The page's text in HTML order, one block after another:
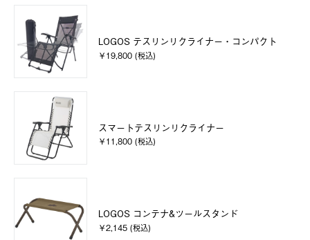
LOGOS テスリンリクライナー・コンパクト
￥19,800 (税込)
スマートテスリンリクライナー
￥11,800 (税込)
LOGOS コンテナ&ツールスタンド
￥2,145 (税込)